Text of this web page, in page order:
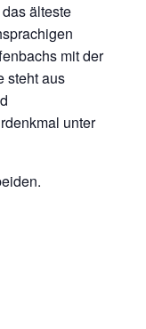
älteste
mit der
steht aus
unter